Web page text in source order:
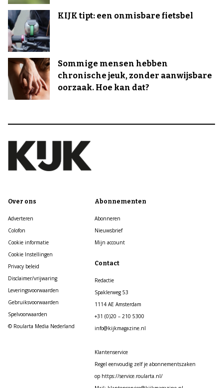
KIJK tipt: een onmisbare fietsbel
Sommige mensen hebben
chronische jeuk, zonder aanwijsbare
oorzaak. Hoe kan dat?
Over ons
Adverteren
Colofon
Cookie informatie
Cookie Instellingen
Privacy beleid
Disclaimer/vrijwaring
Leveringsvoorwaarden
Gebruiksvoorwaarden
Spelvoorwaarden
© Roularta Media Nederland
Abonnementen
Abonneren
Nieuwsbrief
Mijn account
Contact
Redactie
Spaklerweg 53
1114 AE Amsterdam
+31 (0)20 – 210 5300
info@kijkmagazine.nl
Klantenservice
Regel eenvoudig zelf je abonnementszaken
op https://service.roularta.nl/